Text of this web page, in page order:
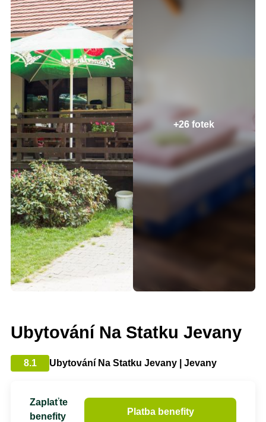
+26 fotek
Ubytování Na Statku Jevany
8.1 Ubytování Na Statku Jevany | Jevany
Zaplaťte
benefity
Platba benefity